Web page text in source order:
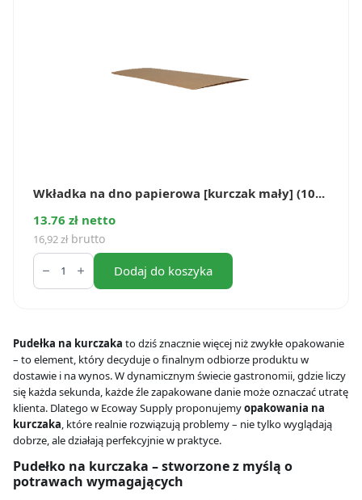
Wkładka na dno papierowa [kurczak mały] (10...
13.76 zł netto
16,92zł brutto
ilość
Wkładka
na
mały]
(100
szt.)
Dodaj do koszyka
Pudełka na kurczaka to dziś znacznie więcej niż zwykłe opakowanie
– to element, który decyduje o finalnym odbiorze produktu w
dostawie i na wynos. W dynamicznym świecie gastronomii, gdzie liczy
się każda sekunda, każde źle zapakowane danie może oznaczać utratę
klienta. Dlatego w Ecoway Supply proponujemyopakowania na
kurczaka, które realnie rozwiązują problemy – nie tylko wyglądają
dobrze, ale działają perfekcyjnie w praktyce.
Pudełko na kurczaka – stworzone z myślą o
potrawach wymagających